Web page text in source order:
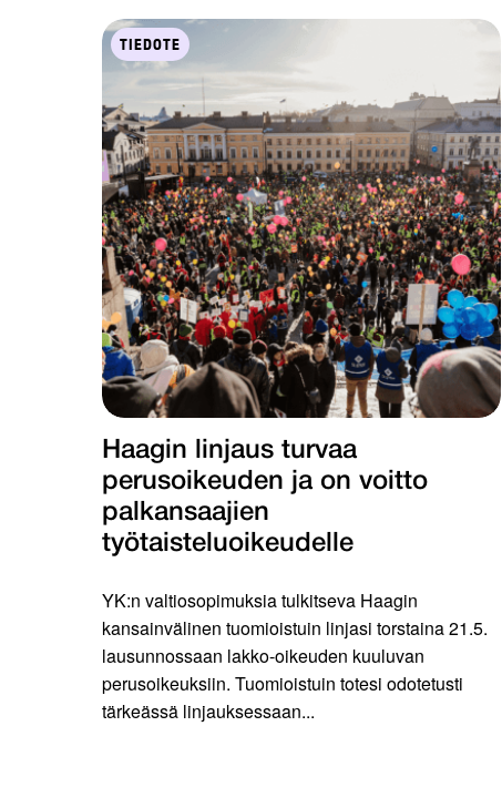
TIEDOTE
Haagin linjaus turvaa
perusoikeuden ja on voitto
palkansaajien
työtaisteluoikeudelle
YK:n valtiosopimuksia tulkitseva Haagin
kansainvälinen tuomioistuin linjasi torstaina 21.5.
lausunnossaan lakko-oikeuden kuuluvan
perusoikeuksiin. Tuomioistuin totesi odotetusti
tärkeässä linjauksessaan...